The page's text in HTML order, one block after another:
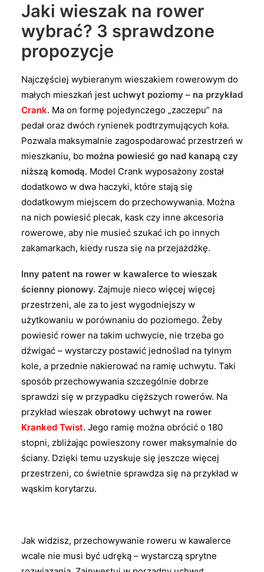
Jaki wieszak na rower
wybrać? 3 sprawdzone
propozycje
Najczęściej wybieranym wieszakiem rowerowym do
małych mieszkań jest uchwyt poziomy – na przykład
Crank. Ma on formę pojedynczego „zaczepu” na
pedał oraz dwóch rynienek podtrzymujących koła.
Pozwala maksymalnie zagospodarować przestrzeń w
mieszkaniu, bo można powiesić go nad kanapą czy
niższą komodą. Model Crank wyposażony został
dodatkowo w dwa haczyki, które stają się
dodatkowym miejscem do przechowywania. Można
na nich powiesić plecak, kask czy inne akcesoria
rowerowe, aby nie musieć szukać ich po innych
zakamarkach, kiedy rusza się na przejażdżkę.
Inny patent na rower w kawalerce to wieszak
ścienny pionowy. Zajmuje nieco więcej więcej
przestrzeni, ale za to jest wygodniejszy w
użytkowaniu w porównaniu do poziomego. Żeby
powiesić rower na takim uchwycie, nie trzeba go
dźwigać – wystarczy postawić jednoślad na tylnym
kole, a przednie nakierować na ramię uchwytu. Taki
sposób przechowywania szczególnie dobrze
sprawdzi się w przypadku cięższych rowerów. Na
przykład wieszak obrotowy uchwyt na rower
Kranked Twist. Jego ramię można obrócić o 180
stopni, zbliżając powieszony rower maksymalnie do
ściany. Dzięki temu uzyskuje się jeszcze więcej
przestrzeni, co świetnie sprawdza się na przykład w
wąskim korytarzu.
Jak widzisz, przechowywanie roweru w kawalerce
wcale nie musi być udręką – wystarczą sprytne